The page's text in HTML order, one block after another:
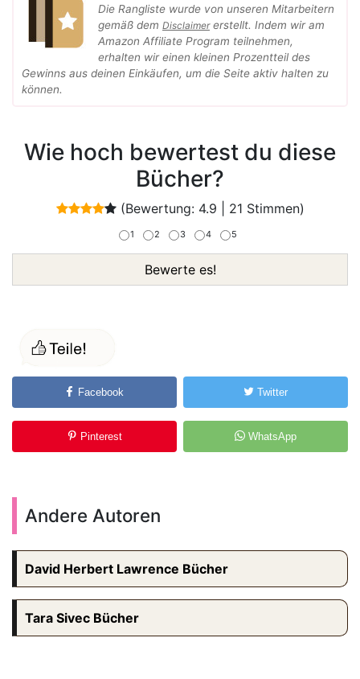
Die Rangliste wurde von unseren Mitarbeitern
gemäß dem Disclaimererstellt. Indem wir am
Amazon Affiliate Program teilnehmen,
erhalten wir einen kleinen Prozentteil des
Gewinns aus deinen Einkäufen, um die Seite aktiv halten zu
können.
Wie hoch bewertest du diese
Bücher?
(Bewertung: 4.9 21 Stimmen)
1 2 3 4 5
Bewerte es!
Facebook Twitter
Pinterest WhatsApp
Andere Autoren
David Herbert Lawrence Bücher
Tara Sivec Bücher